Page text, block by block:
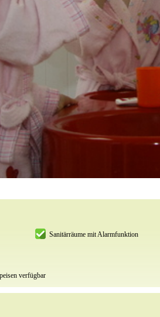
Sanitärräume mit Alarmfunktion
verfügbar